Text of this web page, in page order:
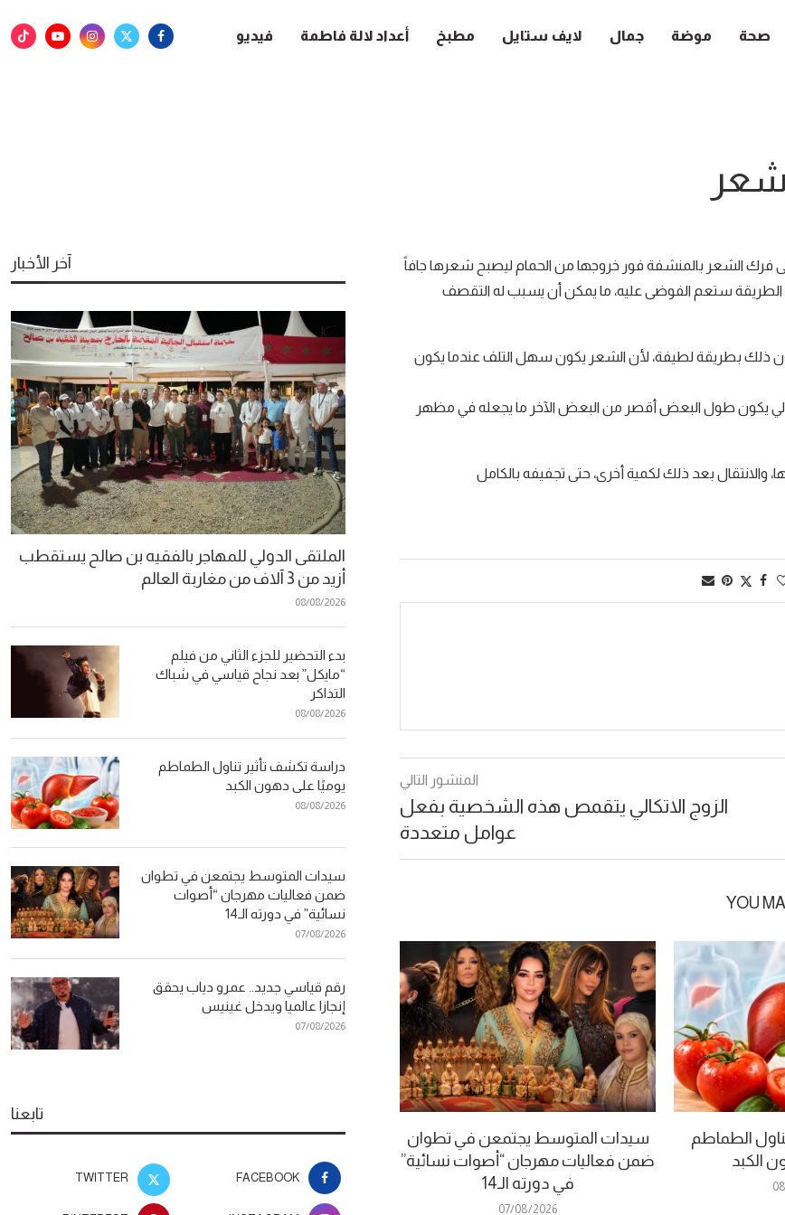
صحة موضة جمال لايف ستايل مطبخ أعداد لالة فاطمة فيديو
فرك الشعر بالمنشفة فور خروجها من الحمام ليصبح شعرها جافاً
الطريقة ستعم الفوضى عليه، ما يمكن أن يسبب له التقصف
ذلك بطريقة لطيفة، لأن الشعر يكون سهل التلف عندما يكون
يكون طول البعض أقصر من البعض الآخر ما يجعله في مظهر
بعد ذلك لكمية أخرى، حتى تجفيفه بالكامل
المنشور التالي
الزوج الاتكالي يتقمص هذه الشخصية بفعل
عوامل متعددة
YOU
الطماطم
الكبد
سيدات المتوسط يجتمعن في تطوان
ضمن فعاليات مهرجان “أصوات نسائية”
في دورته الـ14
07/08/2026
رقم قياسي جديد.. عمرو دياب يحقق
إنجازا عالميا ويدخل غينيس
وصفات
آخر الأخبار
الملتقى الدولي للمهاجر بالفقيه بن صالح يستقطب
أزيد من 3 آلاف من مغاربة العالم
08/08/2026
بدء التحضير للجزء الثاني من فيلم
“مايكل” بعد نجاح قياسي في شباك
التذاكر
08/08/2026
دراسة تكشف تأثير تناول الطماطم
يوميًا على دهون الكبد
08/08/2026
سيدات المتوسط يجتمعن في تطوان
ضمن فعاليات مهرجان “أصوات
نسائية” في دورته الـ14
07/08/2026
رقم قياسي جديد.. عمرو دياب يحقق
إنجازا عالميا ويدخل غينيس
07/08/2026
تابعنا
FACEBOOK
TWITTER